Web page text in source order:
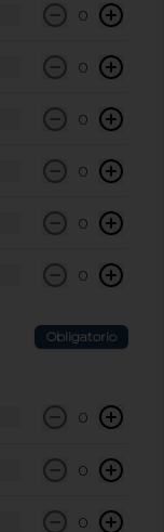
600ml
355 ml
355ml
355ml
0
0
0
0
0
0
Obligatorio
0
0
0